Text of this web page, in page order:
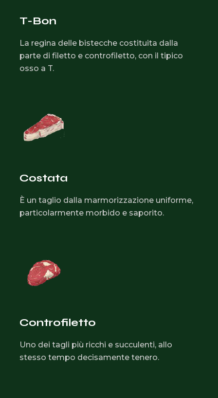
T-Bon
La regina delle bistecche costituita dalla
parte di filetto e controfiletto, con il tipico
osso a T.
Costata
È un taglio dalla marmorizzazione uniforme,
particolarmente morbido e saporito.
Controfiletto
Uno dei tagli più ricchi e succulenti, allo
stesso tempo decisamente tenero.